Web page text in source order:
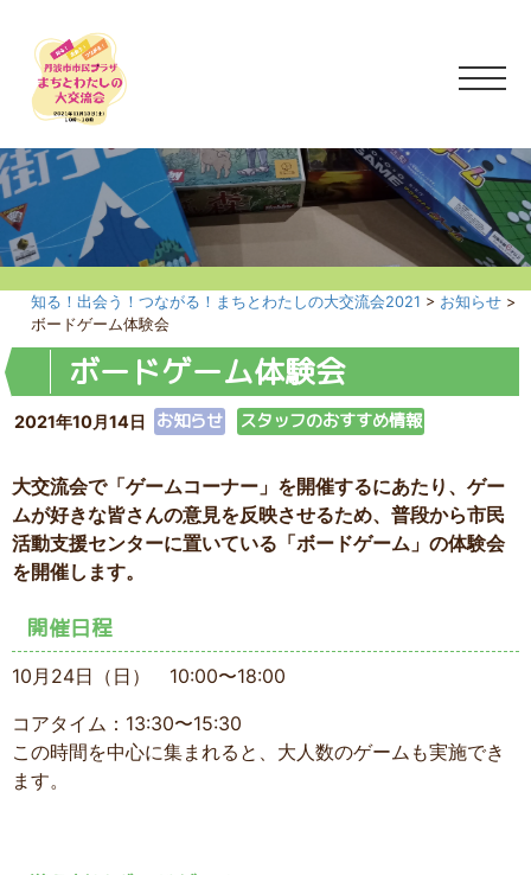
知る！出会う！つながる！まちとわたしの大交流会2021 > お知らせ>
ボードゲーム体験会
ボードゲーム体験会
2021年10月14日 お知らせ スタッフのおすすめ情報
大交流会で「ゲームコーナー」を開催するにあたり、ゲー
ムが好きな皆さんの意見を反映させるため、普段から市民
活動支援センターに置いている「ボードゲーム」の体験会
を開催します。
開催日程
10月24日（日） 10:00〜18:00
コアタイム：13:30〜15:30
この時間を中心に集まれると、大人数のゲームも実施でき
ます。